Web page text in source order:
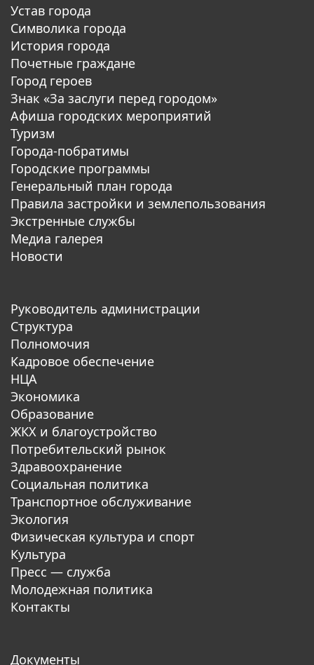
Устав города
Символика города
История города
Почетные граждане
Город героев
Знак «За заслуги перед городом»
Афиша городских мероприятий
Туризм
Города-побратимы
Городские программы
Генеральный план города
Правила застройки и землепользования
Экстренные службы
Медиа галерея
Новости
Руководитель администрации
Структура
Полномочия
Кадровое обеспечение
НЦА
Экономика
Образование
ЖКХ и благоустройство
Потребительский рынок
Здравоохранение
Социальная политика
Транспортное обслуживание
Экология
Физическая культура и спорт
Культура
Пресс — служба
Молодежная политика
Контакты
Документы